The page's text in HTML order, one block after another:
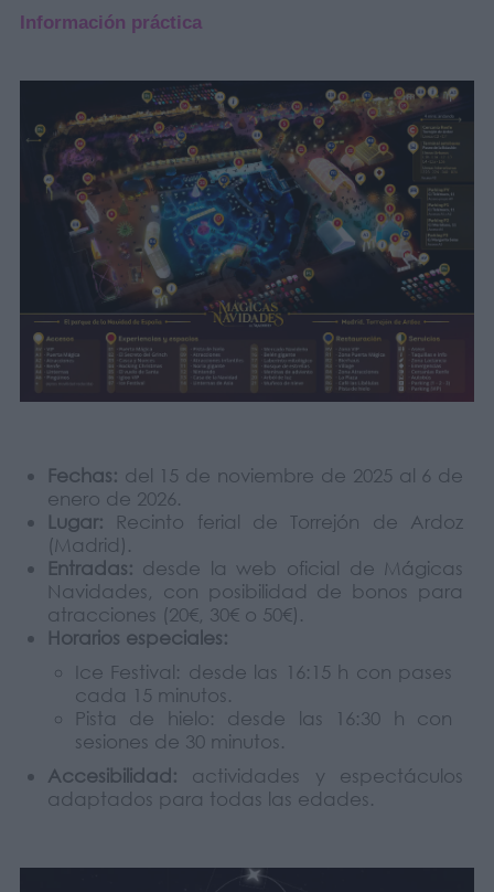
Información práctica
Fechas: del 15 de noviembre de 2025 al 6 de
enero de 2026.
Lugar: Recinto ferial de Torrejón de Ardoz
(Madrid).
Entradas: desde la web oficial de Mágicas
Navidades, con posibilidad de bonos para
atracciones (20€, 30€ o 50€).
Horarios especiales:
Ice Festival: desde las 16:15 h con pases
cada 15 minutos.
Pista de hielo: desde las 16:30 h con
sesiones de 30 minutos.
Accesibilidad: actividades y espectáculos
adaptados para todas las edades.